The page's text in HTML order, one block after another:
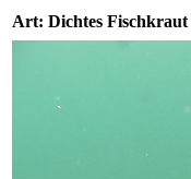
Art: Dichtes Fischkraut